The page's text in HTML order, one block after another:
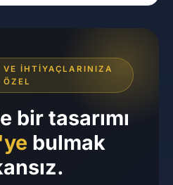
VE İHTIYAÇLARINIZA
ÖZEL
bir tasarımı
bulmak